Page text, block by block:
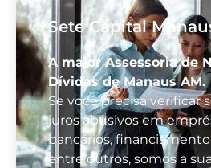
Sete Capital
A maior Assessoria de
Dívidas de Manaus AM.
Se você precisa verificar
juros abusivos em
bancários,
entre outros, somos a